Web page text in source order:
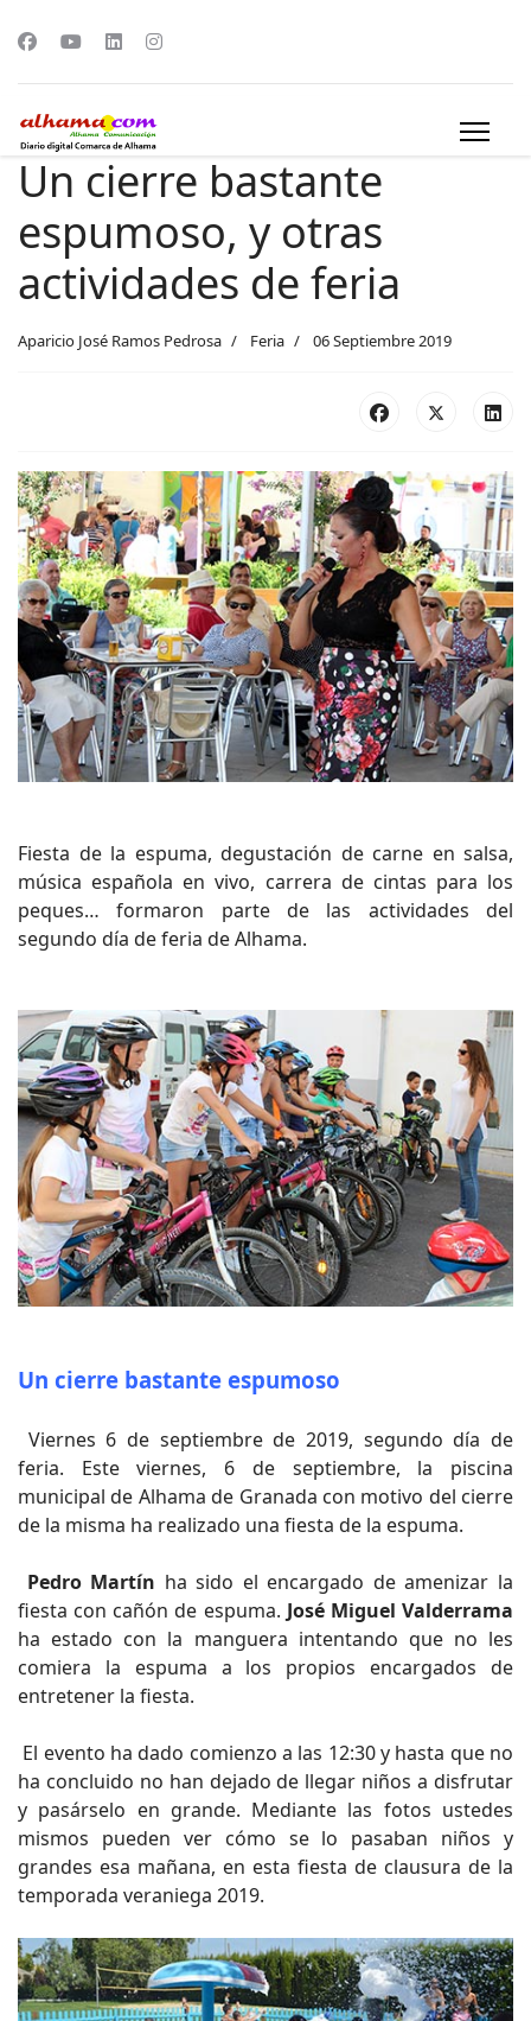
Un cierre bastante
espumoso, y otras
actividades de feria
Aparicio José Ramos Pedrosa Feria 06 Septiembre 2019
Fiesta de la espuma, degustación de carne en salsa,
música española en vivo, carrera de cintas para los
peques… formaron parte de las actividades del
segundo día de feria de Alhama.
Un cierre bastante espumoso
Viernes 6 de septiembre de 2019, segundo día de
feria. Este viernes, 6 de septiembre, la piscina
municipal de Alhama de Granada con motivo del cierre
de la misma ha realizado una fiesta de la espuma.
Pedro Martín ha sido el encargado de amenizar la
fiesta con cañón de espuma. José Miguel Valderrama
ha estado con la manguera intentando que no les
comiera la espuma a los propios encargados de
entretener la fiesta.
El evento ha dado comienzo a las 12:30 y hasta que no
ha concluido no han dejado de llegar niños a disfrutar
y pasárselo en grande. Mediante las fotos ustedes
mismos pueden ver cómo se lo pasaban niños y
grandes esa mañana, en esta fiesta de clausura de la
temporada veraniega 2019.